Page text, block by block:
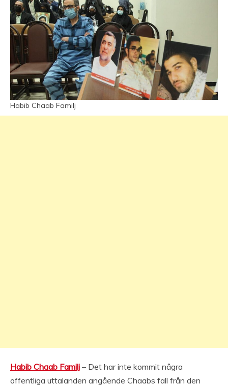
Habib Chaab Familj
Habib Chaab Familj – Det har inte kommit några
offentliga uttalanden angående Chaabs fall från den